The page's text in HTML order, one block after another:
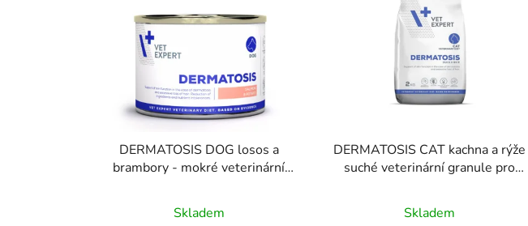
DERMATOSIS DOG losos a
brambory - mokré veterinární
Skladem
DERMATOSIS CAT kachna a rýže
suché veterinární granule pro
Skladem